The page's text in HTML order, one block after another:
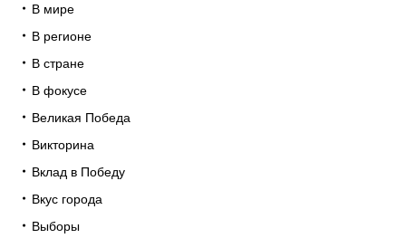
В мире
В регионе
В стране
В фокусе
Великая Победа
Викторина
Вклад в Победу
Вкус города
Выборы